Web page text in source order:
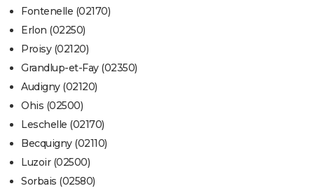
Fontenelle (02170)
Erlon (02250)
Proisy (02120)
Grandlup-et-Fay (02350)
Audigny (02120)
Ohis (02500)
Leschelle (02170)
Becquigny (02110)
Luzoir (02500)
Sorbais (02580)